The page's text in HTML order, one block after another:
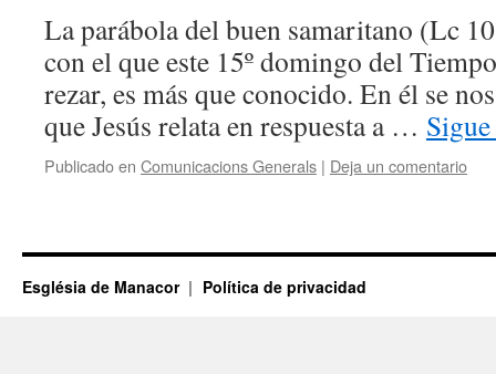
La parábola del buen samaritano (Lc
con el que este 15º domingo del
rezar, es más que conocido. En él se
que Jesús relata en respuesta a …
Publicado en Comunicacions Generals | Deja un comentario
Església de Manacor Política de privacidad